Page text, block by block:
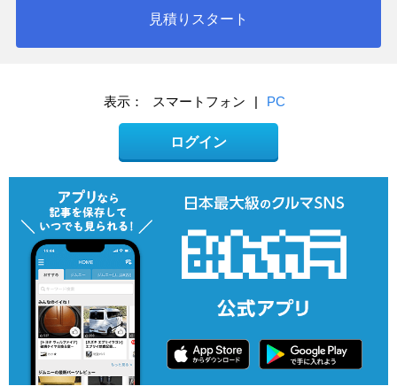
見積りスタート
表示： スマートフォン | PC
ログイン